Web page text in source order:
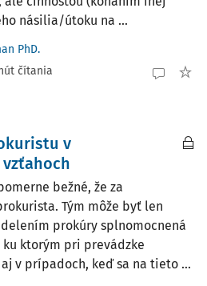
násilia/útoku na ...
PhD.
čítania
v
bežné, že za
Tým môže byť len
prokúry splnomocnená
ku ktorým pri prevádzke
v prípadoch, keď sa na tieto ...